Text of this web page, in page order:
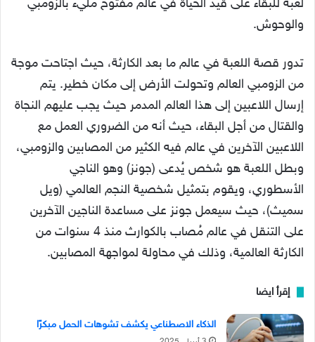
لعبة للبقاء على قيد الحياة في عالم مفتوح مليء بالزومبي
والوحوش.
تدور قصة اللعبة في عالم ما بعد الكارثة، حيث اجتاحت موجة
من الزومبي العالم وتحولت الأرض إلى مكان خطير. يتم
إرسال اللاعبين إلى هذا العالم المدمر حيث يجب عليهم النجاة
والقتال من أجل البقاء، حيث أنه من الضروري العمل مع
اللاعبين الآخرين في عالم فيه الكثير من المصابين والزومبي،
وبطل اللعبة هو شخص يُدعى (جونز) وهو الناجي
الأسطوري، ويقوم بتمثيل شخصية النجم العالمي (ويل
سميث)، حيث سيعمل جونز على مساعدة الناجين الآخرين
على التنقل في عالم مُصاب بالكوارث منذ 4 سنوات من
الكارثة العالمية، وذلك في محاولة لمواجهة المصابين.
إقرأ ايضا
الذكاء الاصطناعي يكشف تشوهات الحمل مبكرًا